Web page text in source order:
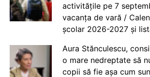
activitățile pe 7
vacanța de vară /
școlar 2026-2027 și
Aura Stănculescu,
o mare nedreptate să
copii să fie așa cum